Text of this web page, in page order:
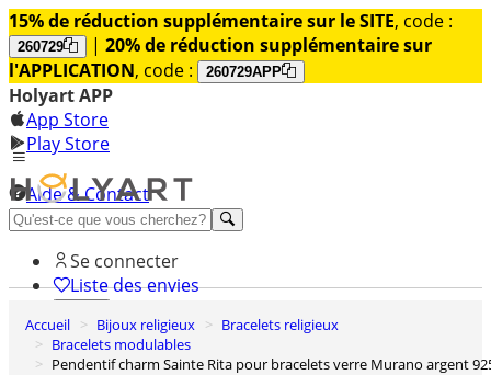
15% de réduction supplémentaire sur le SITE, code :
260729 | 20% de réduction supplémentaire sur
l'APPLICATION, code : 260729APP
Holyart APP
App Store
Play Store
Aide & Contact
Découvrez Premium
Se connecter
Liste des envies
0
Panier
Accueil Bijoux religieux
Bracelets religieux
Bracelets modulables
Pendentif charm Sainte Rita pour bracelets verre Murano argent